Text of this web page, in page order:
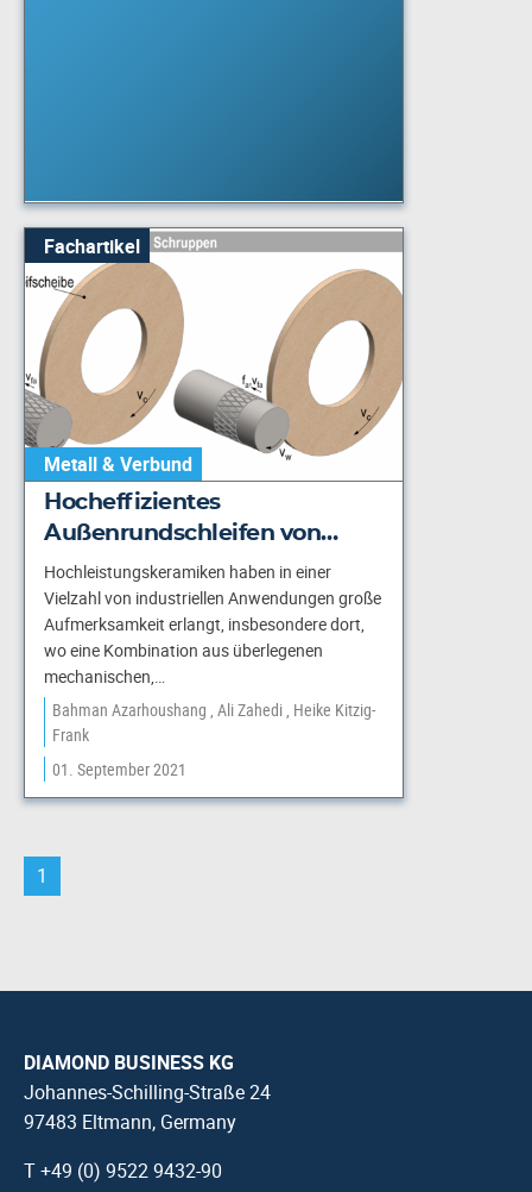
Fachartikel
Metall & Verbund
Hocheffizientes
Außenrundschleifen von…
Hochleistungskeramiken haben in einer
Vielzahl von industriellen Anwendungen große
Aufmerksamkeit erlangt, insbesondere dort,
wo eine Kombination aus überlegenen
mechanischen,…
Bahman Azarhoushang Ali Zahedi Heike Kitzig-
Frank
01. September 2021
1
DIAMOND BUSINESS KG
Johannes-Schilling-Straße 24
97483 Eltmann, Germany
T +49 (0) 9522 9432-90